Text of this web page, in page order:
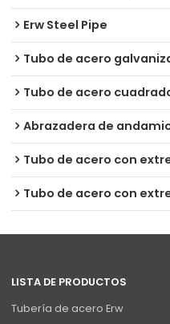
Erw Steel Pipe
Tubo de acero
Tubo de acero
Abrazadera de
Tubo de acero con
Tubo de acero con
LISTA DE PRODUCTOS
Tubería de acero Erw